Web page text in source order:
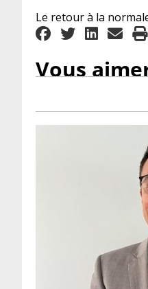
Le retour à la
Vous